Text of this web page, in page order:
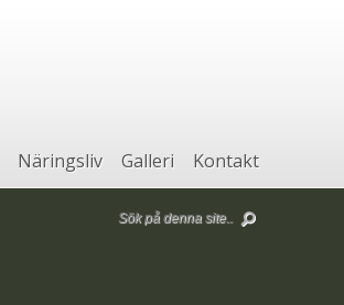
Näringsliv Galleri Kontakt